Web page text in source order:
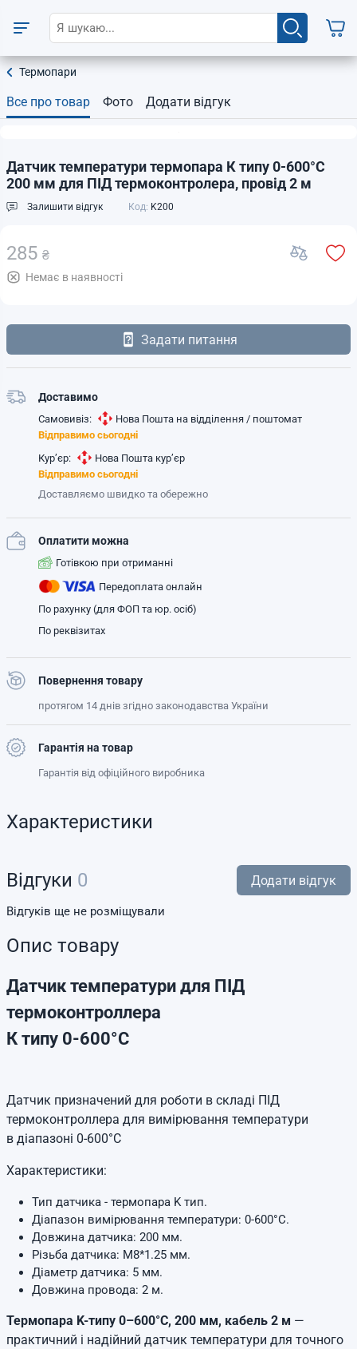
Термопари
Все про товар Фото Додати відгук
Датчик температури термопара К типу 0-600°C
200 мм для ПІД термоконтролера, провід 2 м
Залишити відгук Код: K200
285 ₴
Немає в наявності
Задати питання
Доставимо
Самовивіз:
Нова Пошта на відділення / поштомат
Відправимо сьогодні
Кур’єр:
Нова Пошта кур’єр
Відправимо сьогодні
Доставляємо швидко та обережно
Оплатити можна
Готівкою при отриманні
Передоплата онлайн
По рахунку (для ФОП та юр. осіб)
По реквізитах
Повернення товару
протягом 14 днів згідно законодавства України
Гарантія на товар
Гарантія від офіційного виробника
Характеристики
Відгуки 0 Додати відгук
Відгуків ще не розміщували
Опис товару
Датчик температури для ПІД
термоконтроллера
К типу 0-600°C
Датчик призначений для роботи в складі ПІД
термоконтроллера для вимірювання температури
в діапазоні 0-600°C
Характеристики:
Тип датчика - термопара K тип.
Діапазон вимірювання температури: 0-600°C.
Довжина датчика: 200 мм.
Різьба датчика: M8*1.25 мм.
Діаметр датчика: 5 мм.
Довжина провода: 2 м.
Термопара K-типу 0–600°C, 200 мм, кабель 2 м —
практичний і надійний датчик температури для точного